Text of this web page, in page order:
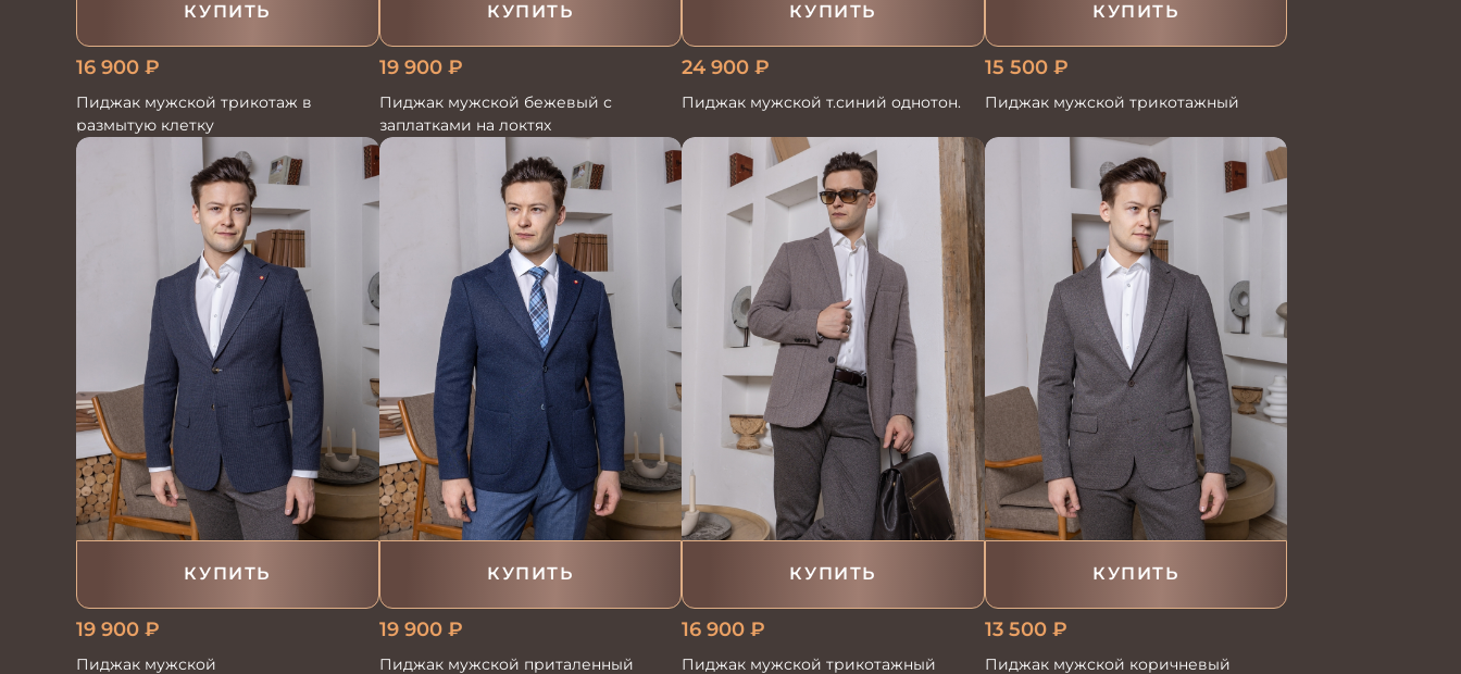
КУПИТЬ
16 900 ₽
Пиджак мужской трикотаж в
размытую клетку
КУПИТЬ
19 900₽
Пиджак мужской бежевый с
заплатками на локтях
КУПИТЬ
24 900 ₽
Пиджак мужской т.синий однотон.
КУПИТЬ
15 500₽
Пиджак мужской трикотажный
КУПИТЬ
19 900 ₽
Пиджак мужской
КУПИТЬ
19 900₽
Пиджак мужской приталенный
КУПИТЬ
16 900 ₽
Пиджак мужской трикотажный
КУПИТЬ
13 500₽
Пиджак мужской коричневый